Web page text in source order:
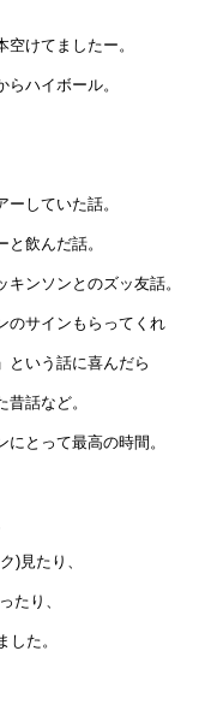
けてましたー。
ハイボール。
していた話。
飲んだ話。
ンソンとのズッ友話。
のサインもらってくれ
という話に喜んだら
話など。
とって最高の時間。
)見たり、
たり、
た。